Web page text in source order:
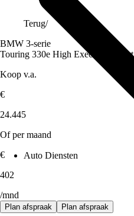
Auto Diensten
Terug/
BMW 3-serie
Touring 330e High Executive Sport
Koop v.a.
€
24.445
Of per maand
€
402
/mnd
Plan afspraak Plan afspraak